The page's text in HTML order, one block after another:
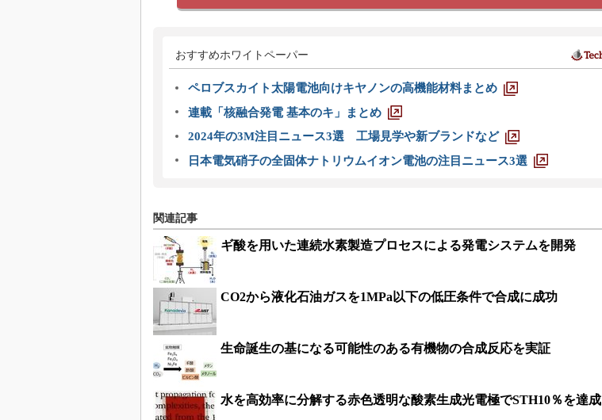
おすすめホワイトペーパー
ペロブスカイト太陽電池向けキヤノンの高機能材料まとめ
連載「核融合発電 基本のキ」まとめ
2024年の3M注目ニュース3選 工場見学や新ブランドなど
日本電気硝子の全固体ナトリウムイオン電池の注目ニュース3選
関連記事
ギ酸を用いた連続水素製造プロセスによる発電システムを開発
CO2から液化石油ガスを1MPa以下の低圧条件で合成に成功
生命誕生の基になる可能性のある有機物の合成反応を実証
水を高効率に分解する赤色透明な酸素生成光電極でSTH10％を達成